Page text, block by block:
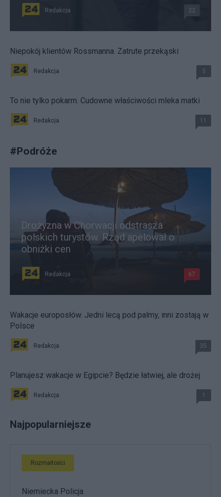
Redakcja 22
Niepokój klientów Rossmanna. Zatrute przekąski
Redakcja 5
To nie tylko pokarm. Cudowne właściwości mleka matki
Redakcja 11
#Podróże
Drożyzna w Chorwacji odstrasza
polskich turystów. Rząd apelował o
obniżki cen
Redakcja 67
Wakacje europosłów. Jedni lecą pod palmy, inni zostają w
Polsce
Redakcja 35
Planujesz wakacje w Egipcie? Będzie łatwiej, ale drożej
Redakcja 1
Najpopularniejsze
Rozmaitości
Niemiecka Policja